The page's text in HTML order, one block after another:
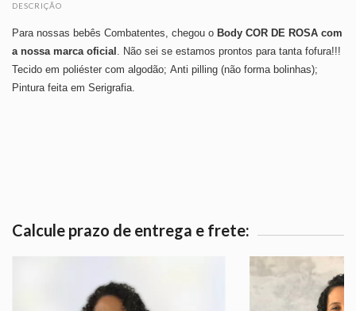
DESCRIÇÃO
Para nossas bebês Combatentes, chegou o Body COR DE ROSA com
a nossa marca oficial . Não sei se estamos prontos para tanta fofura!!!
Tecido em poliéster com algodão; Anti pilling (não forma bolinhas);
Pintura feita em Serigrafia.
Calcule prazo de entrega e frete: